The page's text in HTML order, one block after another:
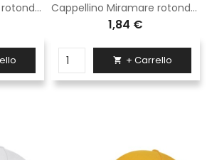
Cappellino Miramare rotondo Logica verde Cappellino Miramare rotondo Logica rosso
1,84 €
 + Carrello